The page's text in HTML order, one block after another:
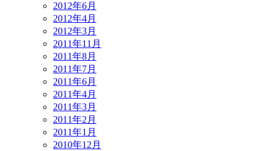
2012年6月
2012年4月
2012年3月
2011年11月
2011年8月
2011年7月
2011年6月
2011年4月
2011年3月
2011年2月
2011年1月
2010年12月